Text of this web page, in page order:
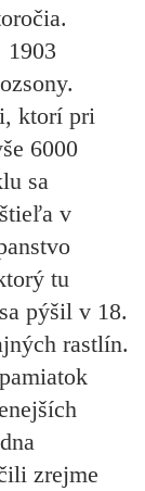
1903
ktorí pri
6000
sa
v
tu
pýšil v 18.
rastlín.
zrejme